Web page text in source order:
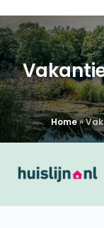
Home»